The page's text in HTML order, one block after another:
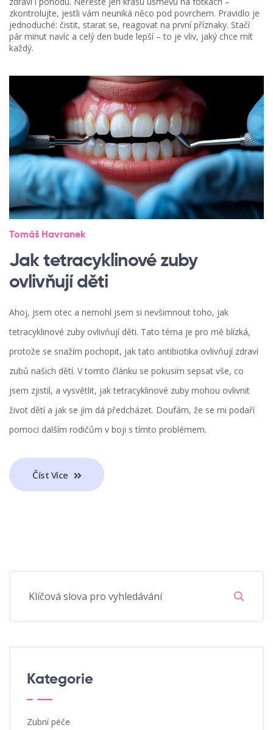
zkontrolujte, jestli vám neuniká něco pod povrchem. Pravidlo je
jednoduché: čistit, starat se, reagovat na první příznaky. Stačí
pár minut navíc a celý den bude lepší – to je vliv, jaký chce mít
každý.
Tomáš Havranek
Jak tetracyklinové zuby
ovlivňují děti
Ahoj, jsem otec a nemohl jsem si nevšimnout toho, jak
tetracyklinové zuby ovlivňují děti. Tato téma je pro mě blízká,
protože se snažím pochopit, jak tato antibiotika ovlivňují zdraví
zubů našich dětí. V tomto článku se pokusím sepsat vše, co
jsem zjistil, a vysvětlit, jak tetracyklinové zuby mohou ovlivnit
život dětí a jak se jim dá předcházet. Doufám, že se mi podaří
pomoci dalším rodičům v boji s tímto problémem.
Číst Více
Kategorie
Zubní péče